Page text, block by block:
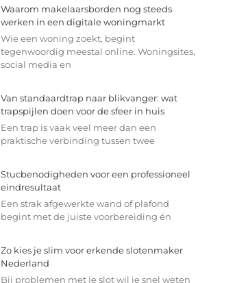
Waarom makelaarsborden nog steeds
werken in een digitale woningmarkt
Wie een woning zoekt, begint
tegenwoordig meestal online. Woningsites,
social media en
Van standaardtrap naar blikvanger: wat
trapspijlen doen voor de sfeer in huis
Een trap is vaak veel meer dan een
praktische verbinding tussen twee
Stucbenodigheden voor een professioneel
eindresultaat
Een strak afgewerkte wand of plafond
begint met de juiste voorbereiding én
Zo kies je slim voor erkende slotenmaker
Nederland
Bij problemen met je slot wil je snel weten